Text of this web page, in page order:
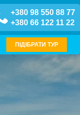
+380 98 550 88 77
+380 66 122 11 22
ПІДІБРАТИ ТУР